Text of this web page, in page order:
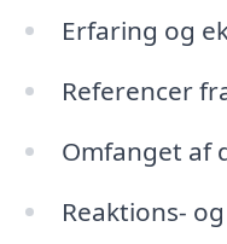
Erfaring og
Referencer
Omfanget af
Reaktions-